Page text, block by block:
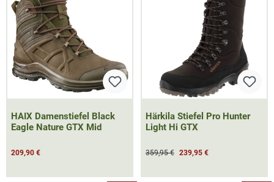
HAIX Damenstiefel Black
Eagle Nature GTX Mid
209,90 €
Härkila Stiefel Pro Hunter
Light Hi GTX
359,95 € 239,95 €